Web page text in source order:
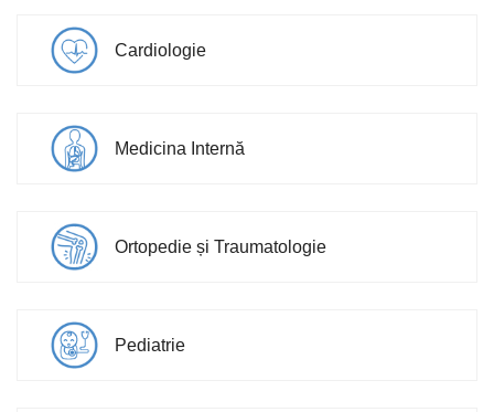
Cardiologie
Medicina Internă
Ortopedie și Traumatologie
Pediatrie